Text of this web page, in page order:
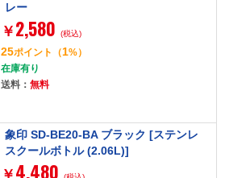
レー
￥ 2,580 (税込)
25ポイント （1%）
在庫有り
送料： 無料
象印 SD-BE20-BA ブラック [ステンレ
スクールボトル (2.06L)]
￥ 4,480